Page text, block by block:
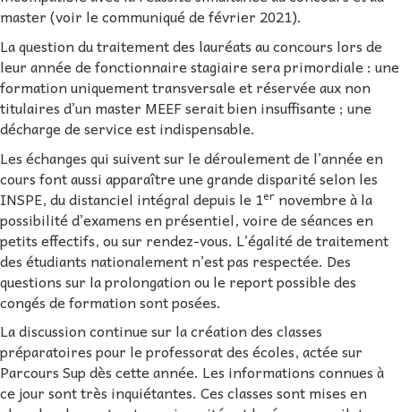
master (voir le communiqué de février 2021).
La question du traitement des lauréats au concours lors de
leur année de fonctionnaire stagiaire sera primordiale : une
formation uniquement transversale et réservée aux non
titulaires d’un master MEEF serait bien insuffisante ; une
décharge de service est indispensable.
Les échanges qui suivent sur le déroulement de l’année en
cours font aussi apparaître une grande disparité selon les
INSPE, du distanciel intégral depuis le 1er novembre à la
possibilité d’examens en présentiel, voire de séances en
petits effectifs, ou sur rendez-vous. L’égalité de traitement
des étudiants nationalement n’est pas respectée. Des
questions sur la prolongation ou le report possible des
congés de formation sont posées.
La discussion continue sur la création des classes
préparatoires pour le professorat des écoles, actée sur
Parcours Sup dès cette année. Les informations connues à
ce jour sont très inquiétantes. Ces classes sont mises en